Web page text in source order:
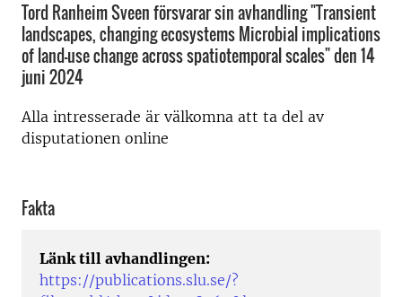
Tord Ranheim Sveen försvarar sin avhandling "Transient
landscapes, changing ecosystems Microbial implications
of land-use change across spatiotemporal scales" den 14
juni 2024
Alla intresserade är välkomna att ta del av
disputationen online
Fakta
Länk till avhandlingen:
https://publications.slu.se/?